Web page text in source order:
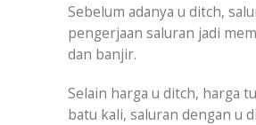
Sebelum adanya u ditch,
pengerjaan saluran jadi
dan banjir.
Selain harga u ditch, harga
batu kali, saluran dengan u